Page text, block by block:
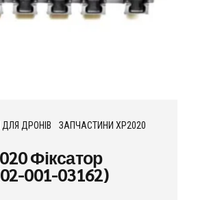
ДРОНІВ
ЗАПЧАСТИНИ XP2020
Фіксатор
001-03162)